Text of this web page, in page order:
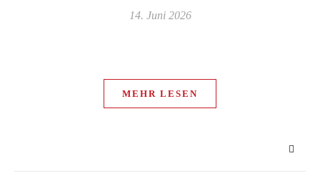
14. Juni 2026
MEHR LESEN